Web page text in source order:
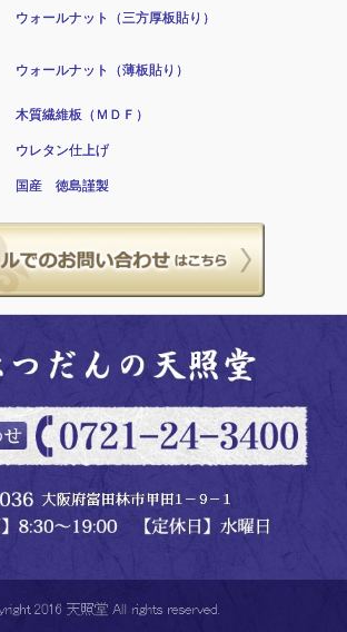
ウォールナット（三方厚板貼り）
ウォールナット（薄板貼り）
木質繊維板（ＭＤＦ）
ウレタン仕上げ
国産 徳島謹製